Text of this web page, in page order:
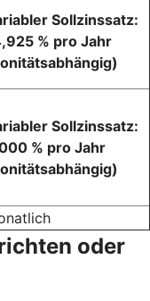
Sollzinssatz:
% pro Jahr
Sollzinssatz:
% pro Jahr
oder